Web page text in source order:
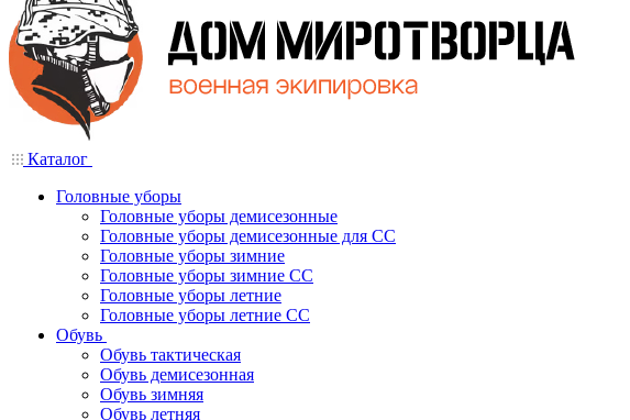
Каталог
Головные уборы
Головные уборы демисезонные
Головные уборы демисезонные для СС
Головные уборы зимние
Головные уборы зимние СС
Головные уборы летние
Головные уборы летние СС
Обувь
Обувь тактическая
Обувь демисезонная
Обувь зимняя
Обувь летняя